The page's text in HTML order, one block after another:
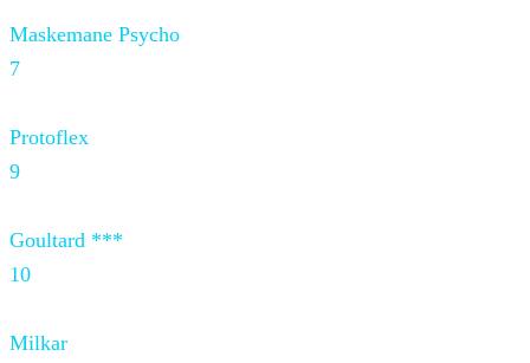
Maskemane Psycho
7
Protoflex
9
Goultard ***
10
Milkar